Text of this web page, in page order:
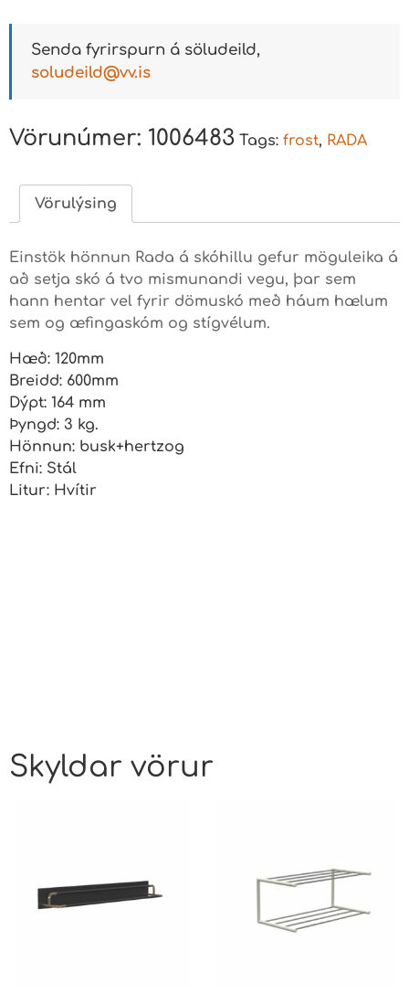
Senda fyrirspurn á söludeild,
soludeild@vv.is
Vörunúmer: 1006483 Tags: frost, RADA
Vörulýsing
Einstök hönnun Rada á skóhillu gefur möguleika á
að setja skó á tvo mismunandi vegu, þar sem
hann hentar vel fyrir dömuskó með háum hælum
sem og æfingaskóm og stígvélum.
Hæð: 120mm
Breidd: 600mm
Dýpt: 164 mm
Þyngd: 3 kg.
Hönnun: busk+hertzog
Efni: Stál
Litur: Hvítir
Skyldar vörur